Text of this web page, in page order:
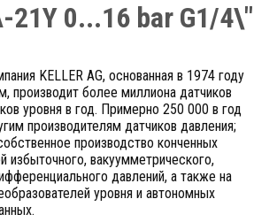
21Y 0...16 bar G1/4\"
KELLER AG, основанная в 1974 году
производит более миллиона датчиков
уровня в год. Примерно 250 000 в год
производителям датчиков давления;
производство конченных
избыточного, вакуумметрического,
давлений, а также на
уровня и автономных